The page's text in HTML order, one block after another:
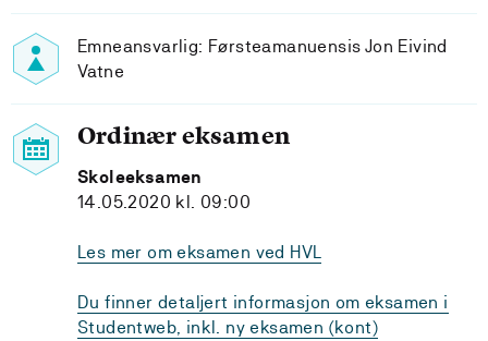
Emneansvarlig: Førsteamanuensis Jon Eivind
Vatne
Ordinær eksamen
Skoleeksamen
14.05.2020 kl. 09:00
Les mer om eksamen ved HVL
Du finner detaljert informasjon om eksamen i
Studentweb, inkl. ny eksamen (kont)